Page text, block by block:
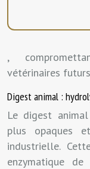
,
vétérinaires
Digest animal :
Le digest
plus opaques
industrielle.
enzymatique